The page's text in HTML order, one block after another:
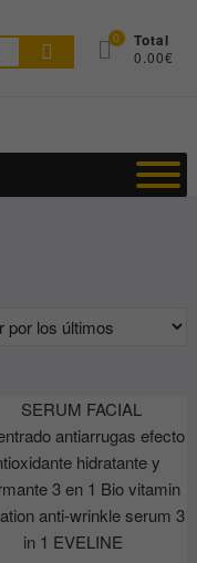
Buscar
por:
0 Total
0.00€